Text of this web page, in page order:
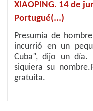
XIAOPING. 14 de
Portugué(...)
Presumía de
incurrió en un
Cuba”, dijo un día.
siquiera su
gratuita.